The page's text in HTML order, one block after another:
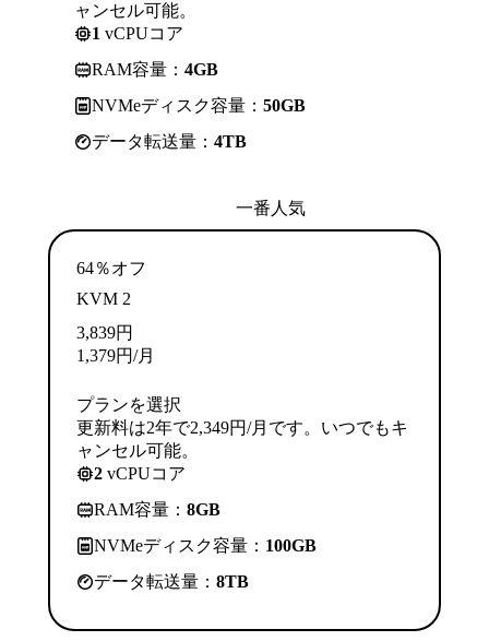
ャンセル可能。
1 vCPUコア
RAM容量： 4GB
NVMeディスク容量： 50GB
データ転送量： 4TB
一番人気
64％オフ
KVM 2
3,839円
1,379円/月
プランを選択
更新料は2年で2,349円/月です。いつでもキ
ャンセル可能。
2 vCPUコア
RAM容量： 8GB
NVMeディスク容量： 100GB
データ転送量： 8TB